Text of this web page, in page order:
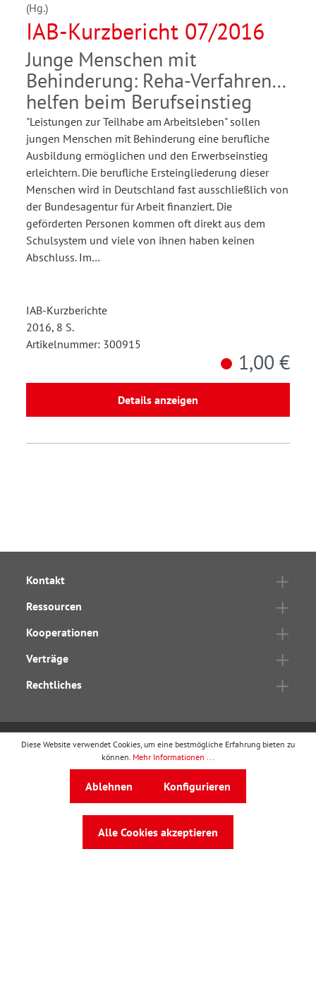
(Hg.)
IAB-Kurzbericht 07/2016
Junge Menschen mit
Behinderung: Reha-Verfahren
helfen beim Berufseinstieg
"Leistungen zur Teilhabe am Arbeitsleben" sollen
jungen Menschen mit Behinderung eine berufliche
Ausbildung ermöglichen und den Erwerbseinstieg
erleichtern. Die berufliche Ersteingliederung dieser
Menschen wird in Deutschland fast ausschließlich von
der Bundesagentur für Arbeit finanziert. Die
geförderten Personen kommen oft direkt aus dem
Schulsystem und viele von ihnen haben keinen
Abschluss. Im…
IAB-Kurzberichte
2016, 8 S.
Artikelnummer: 300915
1,00 €
Details anzeigen
Kontakt
Ressourcen
Kooperationen
Verträge
Rechtliches
wbv Publikationist ein Geschäftsbereich von
Auf dem Esch 4 · 33619 Bielefeld · Telefon
service@wbv.de
Folgen Sie uns auf:
Diese Website verwendet Cookies, um eine bestmögliche Erfahrung bieten zu
können. Mehr Informationen ...
Ablehnen Konfigurieren
Alle Cookies akzeptieren